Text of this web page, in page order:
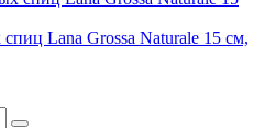
Lana Grossa Naturale 15 см,